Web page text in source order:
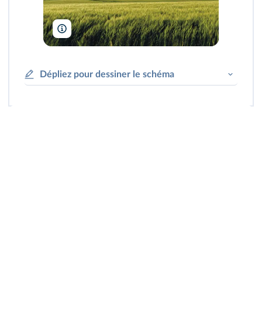
Huntstyle/Shutterstock
Dépliez pour dessiner le schéma